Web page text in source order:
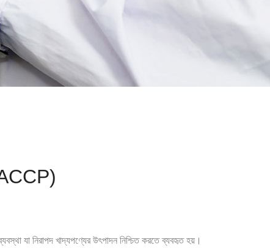
যা নিরাপদ খাদ্যপণ্যের উৎপাদন নিশ্চিত করতে ব্যবহৃত হয়।